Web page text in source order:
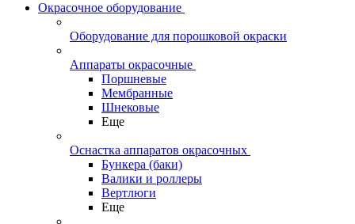
Окрасочное оборудование
Оборудование для порошковой окраски
Аппараты окрасочные
Поршневые
Мембранные
Шнековые
Еще
Оснастка аппаратов окрасочных
Бункера (баки)
Валики и роллеры
Вертлюги
Еще